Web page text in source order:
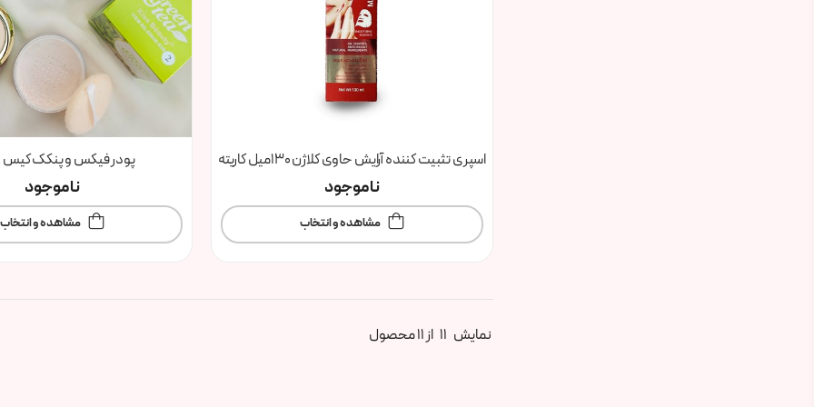
اسپری تثبیت کننده آرایش حاوی کلاژن 130میل کاریته
ناموجود
مشاهده و انتخاب
پودر فیکس و پنکک کیس
ناموجود
مشاهده و انتخاب
نمایش 11 از 11 محصول